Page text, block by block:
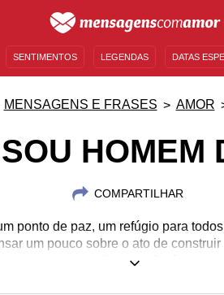
SENTIMENTOS LEGENDAS DATAS
MENSAGENS E FRASES AMOR
HOMEM
COMPARTILHAR
ponto de paz, um refúgio para
um pouco sobre o ato de
responsabilidade, não é mesmo?